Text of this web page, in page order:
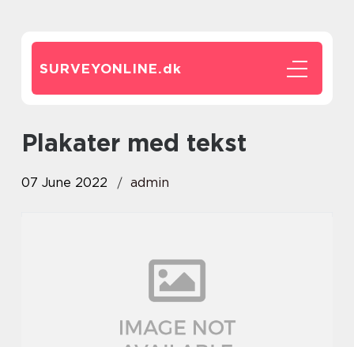
SURVEYONLINE.dk
plakater med tekst
07 June 2022 admin